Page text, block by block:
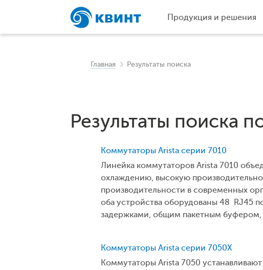
Продукция и решения
Главная Результаты поиска
Результаты поиска
Коммутаторы Arista серии 7010
Линейка коммутаторов Arista 7010
охлаждению, высокую
производительности в современных
оба устройства оборудованы 48 RJ45
задержками, общим пакетным буфером,
Коммутаторы Arista серии 7050X
Коммутаторы Arista 7050